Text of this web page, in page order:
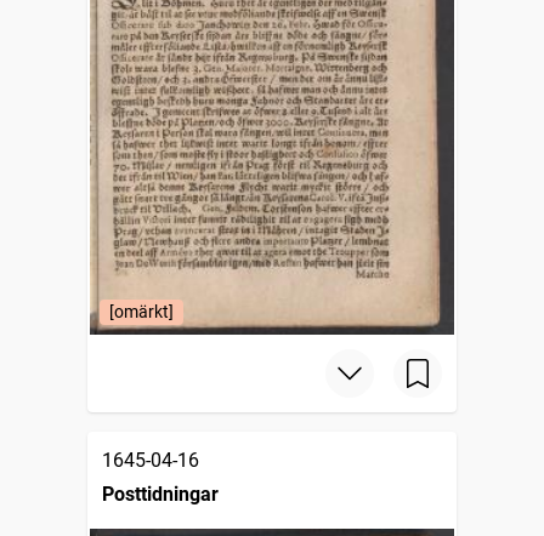
[omärkt]
1645-04-16
Posttidningar